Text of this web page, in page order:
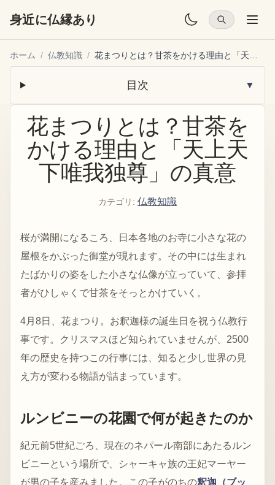
身近に仏縁あり
ホーム / 仏教知識 /
目次 ▼
花まつりとは？甘茶を
かける理由と「天上天
下唯我独尊」の真意
カテゴリ : 仏教知識
桜が満開になるころ、日本各地のお寺に小さな花の
屋根をかぶった御堂が現れます。その中には生まれ
たばかりの姿をした小さな仏像が立っていて、参拝
者がひしゃくで甘茶をそっとかけていく。
4月8日、花まつり。お釈迦様の誕生日を祝う仏教行
事です。クリスマスほど知られていませんが、2500
年の歴史を持つこの行事には、知ると少し世界の見
え方が変わる物語が詰まっています。
ルンビニーの花園で何が起きたのか
紀元前5世紀ごろ、現在のネパール南部にあたるルン
ビニーという場所で、シャーキャ族の王妃マーヤー
が男の子を産みました。この子がのちの釈迦（ブッ